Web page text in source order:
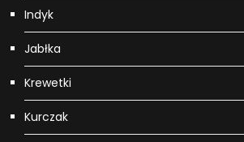
Indyk
Jabłka
Krewetki
Kurczak